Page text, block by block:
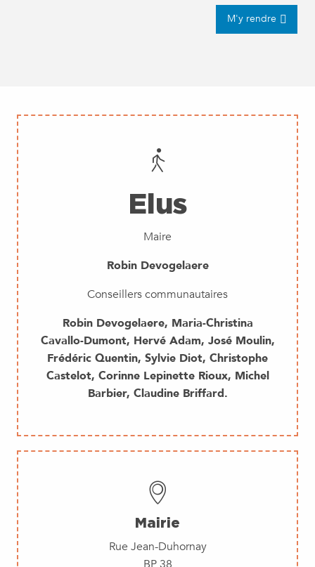
M'y rendre
Elus
Maire
Robin Devogelaere
Conseillers communautaires
Robin Devogelaere, Maria-Christina
Cavallo-Dumont, Hervé Adam, José Moulin,
Frédéric Quentin, Sylvie Diot, Christophe
Castelot, Corinne Lepinette Rioux, Michel
Barbier, Claudine Briffard.
Mairie
Rue Jean-Duhornay
BP 38